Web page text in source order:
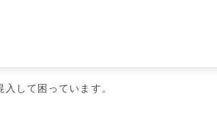
して困っています。